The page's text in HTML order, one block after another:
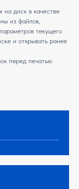
на диск в качестве
из файлов,
текущего
и открывать ранее
перед печатью